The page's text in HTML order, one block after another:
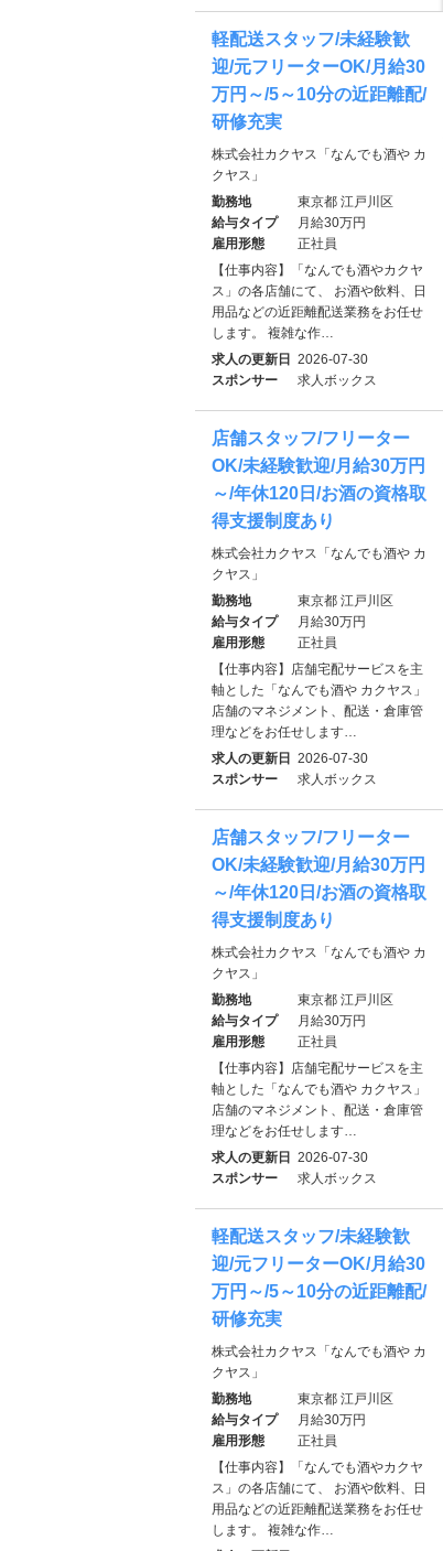
軽配送スタッフ/未経験歓
迎/元フリーターOK/月給30
万円～/5～10分の近距離配/
研修充実
株式会社カクヤス「なんでも酒や カ
クヤス」
勤務地
東京都 江戸川区
給与タイプ
月給30万円
雇用形態
正社員
【仕事内容】「なんでも酒やカクヤ
ス」の各店舗にて、 お酒や飲料、日
用品などの近距離配送業務をお任せ
します。 複雑な作…
求人の更新日
2026-07-30
スポンサー
求人ボックス
店舗スタッフ/フリーター
OK/未経験歓迎/月給30万円
～/年休120日/お酒の資格取
得支援制度あり
株式会社カクヤス「なんでも酒や カ
クヤス」
勤務地
東京都 江戸川区
給与タイプ
月給30万円
雇用形態
正社員
【仕事内容】店舗宅配サービスを主
軸とした「なんでも酒や カクヤス」
店舗のマネジメント、配送・倉庫管
理などをお任せします…
求人の更新日
2026-07-30
スポンサー
求人ボックス
店舗スタッフ/フリーター
OK/未経験歓迎/月給30万円
～/年休120日/お酒の資格取
得支援制度あり
株式会社カクヤス「なんでも酒や カ
クヤス」
勤務地
東京都 江戸川区
給与タイプ
月給30万円
雇用形態
正社員
【仕事内容】店舗宅配サービスを主
軸とした「なんでも酒や カクヤス」
店舗のマネジメント、配送・倉庫管
理などをお任せします…
求人の更新日
2026-07-30
スポンサー
求人ボックス
軽配送スタッフ/未経験歓
迎/元フリーターOK/月給30
万円～/5～10分の近距離配/
研修充実
株式会社カクヤス「なんでも酒や カ
クヤス」
勤務地
東京都 江戸川区
給与タイプ
月給30万円
雇用形態
正社員
【仕事内容】「なんでも酒やカクヤ
ス」の各店舗にて、 お酒や飲料、日
用品などの近距離配送業務をお任せ
します。 複雑な作…